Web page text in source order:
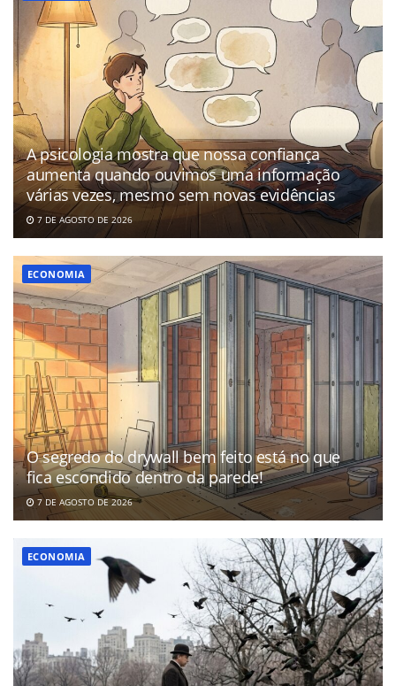
A psicologia mostra que nossa confiança
aumenta quando ouvimos uma informação
várias vezes, mesmo sem novas evidências
7 DE AGOSTO DE 2026
ECONOMIA
O segredo do drywall bem feito está no que
fica escondido dentro da parede!
7 DE AGOSTO DE 2026
ECONOMIA